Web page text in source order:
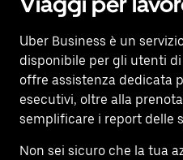
Uber Business è un
disponibile per gli utenti
offre assistenza dedicata
esecutivi, oltre alla
semplificare i report delle
Non sei sicuro che la tua